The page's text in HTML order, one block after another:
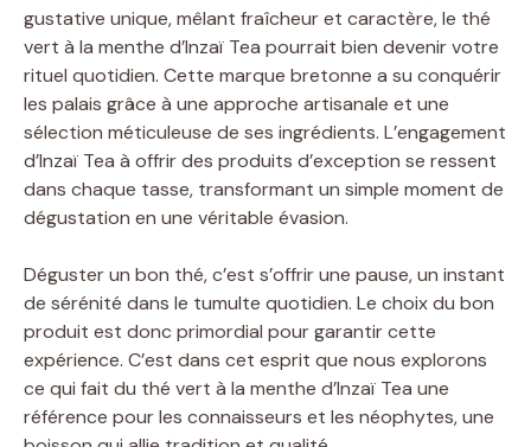
gustative unique, mêlant fraîcheur et caractère, le thé
vert à la menthe d’Inzaï Tea pourrait bien devenir votre
rituel quotidien. Cette marque bretonne a su conquérir
les palais grâce à une approche artisanale et une
sélection méticuleuse de ses ingrédients. L’engagement
d’Inzaï Tea à offrir des produits d’exception se ressent
dans chaque tasse, transformant un simple moment de
dégustation en une véritable évasion.
Déguster un bon thé, c’est s’offrir une pause, un instant
de sérénité dans le tumulte quotidien. Le choix du bon
produit est donc primordial pour garantir cette
expérience. C’est dans cet esprit que nous explorons
ce qui fait du thé vert à la menthe d’Inzaï Tea une
référence pour les connaisseurs et les néophytes, une